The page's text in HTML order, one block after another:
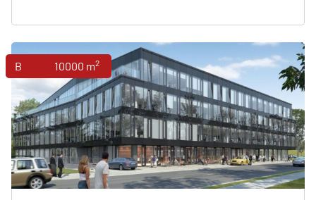
Biura 10000 m2